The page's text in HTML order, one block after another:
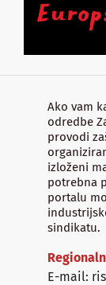
Ako vam
odredbe
provodi
izloženi
potrebna
portalu
sindikatu.
E-mail: